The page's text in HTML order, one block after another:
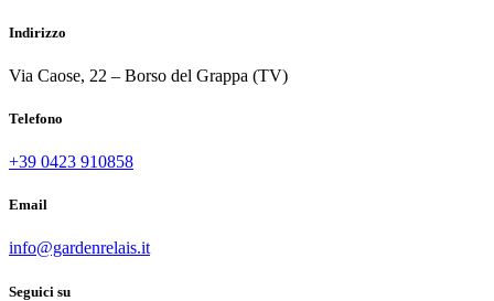
Indirizzo
Via Caose, 22 – Borso del Grappa (TV)
Telefono
+39 0423 910858
Email
info@gardenrelais.it
Seguici su